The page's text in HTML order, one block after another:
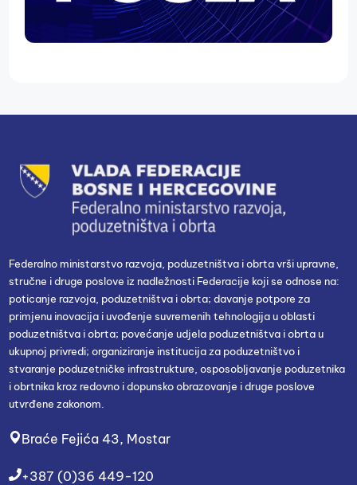
Federalno ministarstvo razvoja, poduzetništva i obrta vrši upravne,
stručne i druge poslove iz nadležnosti Federacije koji se odnose na:
poticanje razvoja, poduzetništva i obrta; davanje potpore za
primjenu inovacija i uvođenje suvremenih tehnologija u oblasti
poduzetništva i obrta; povećanje udjela poduzetništva i obrta u
ukupnoj privredi; organiziranje institucija za poduzetništvo i
stvaranje poduzetničke infrastrukture, osposobljavanje poduzetnika
i obrtnika kroz redovno i dopunsko obrazovanje i druge poslove
utvrđene zakonom.
Braće Fejića 43, Mostar
+387 (0)36 449-120